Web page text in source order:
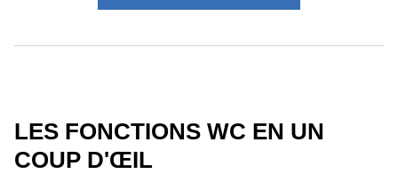
LES FONCTIONS WC EN UN
COUP D'ŒIL